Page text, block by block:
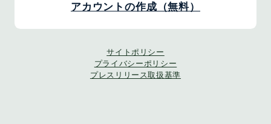
アカウントの作成（無料）
サイトポリシー
プライバシーポリシー
プレスリリース取扱基準